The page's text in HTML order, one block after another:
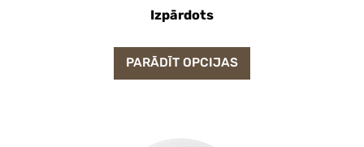
Izpārdots
PARĀDĪT OPCIJAS